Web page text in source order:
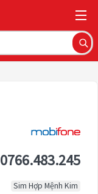
0766.483.245
Sim Hợp Mệnh Kim